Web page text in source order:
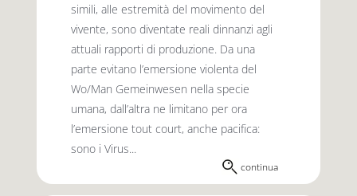
simili, alle estremità del movimento del
vivente, sono diventate reali dinnanzi agli
attuali rapporti di produzione. Da una
parte evitano l’emersione violenta del
Wo/Man Gemeinwesen nella specie
umana, dall’altra ne limitano per ora
l’emersione tout court, anche pacifica:
sono i Virus...
continua